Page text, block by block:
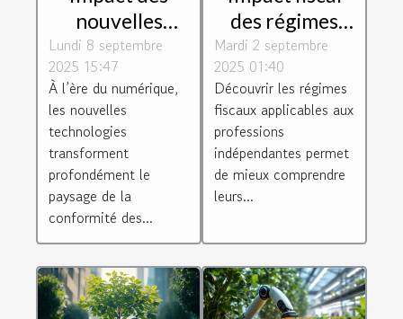
nouvelles
technologies
sur la
conformité des
entreprises
Lundi 8 septembre
2025 15:47
À l’ère du numérique,
les nouvelles
technologies
transforment
profondément le
paysage de la
conformité des...
des régimes
BIC et BNC sur
les charges
sociales
Mardi 2 septembre
2025 01:40
Découvrir les régimes
fiscaux applicables aux
professions
indépendantes permet
de mieux comprendre
leurs...